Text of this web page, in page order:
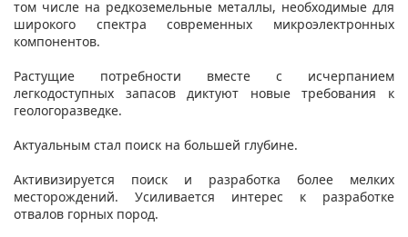
том числе на редкоземельные металлы, необходимые для
широкого спектра современных микроэлектронных
компонентов.
Растущие потребности вместе с исчерпанием
легкодоступных запасов диктуют новые требования к
геологоразведке.
Актуальным стал поиск на большей глубине.
Активизируется поиск и разработка более мелких
месторождений. Усиливается интерес к разработке
отвалов горных пород.